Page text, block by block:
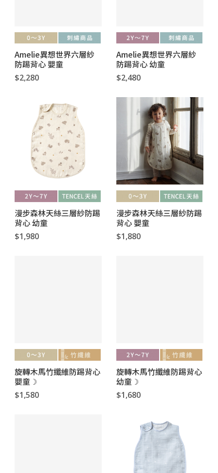
Amelie異想世界六層紗
防踢背心 嬰童
$2,280
Amelie異想世界六層紗
防踢背心 幼童
$2,480
漫步森林天絲三層紗防踢
背心 幼童
$1,980
漫步森林天絲三層紗防踢
背心 嬰童
$1,880
旋轉木馬竹纖維防踢背心
嬰童☽
$1,580
旋轉木馬竹纖維防踢背心
幼童☽
$1,680